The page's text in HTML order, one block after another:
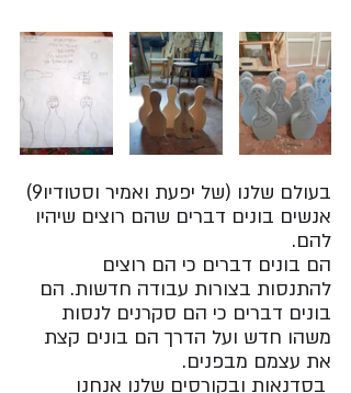
בעולם שלנו (של יפעת ואמיר וסטודיו9)
אנשים בונים דברים שהם רוצים שיהיו
להם.
הם בונים דברים כי הם רוצים
להתנסות בצורות עבודה חדשות. הם
בונים דברים כי הם סקרנים לנסות
משהו חדש ועל הדרך הם בונים קצת
את עצמם מבפנים.
בסדנאות ובקורסים שלנו אנחנו